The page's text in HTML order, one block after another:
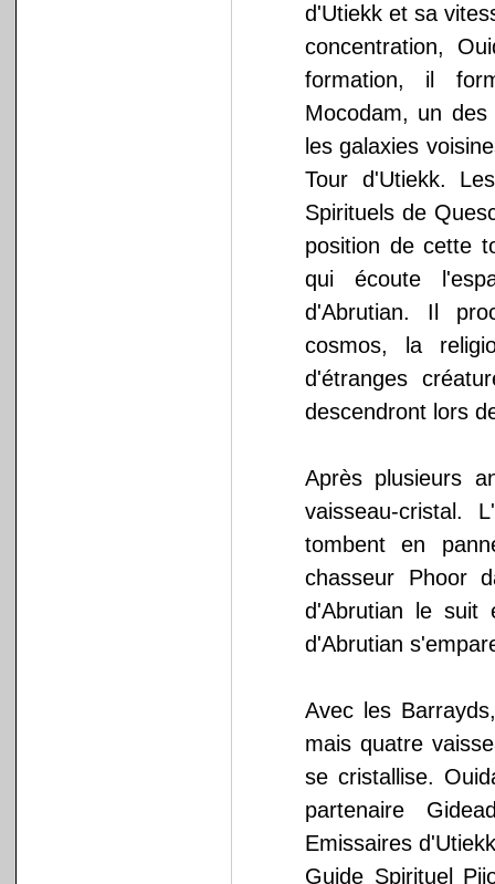
d'Utiekk et sa
concentration,
formation, il
Mocodam, un
les galaxies
Tour d'Utiekk.
Spirituels de
position de cette
qui écoute
d'Abrutian. Il
cosmos, la
d'étranges
descendront lors
Après plusieurs
vaisseau-cristal.
tombent en
chasseur Phoor
d'Abrutian le suit
d'Abrutian
Avec les
mais quatre
se cristallise.
partenaire
Emissaires
Guide Spirituel